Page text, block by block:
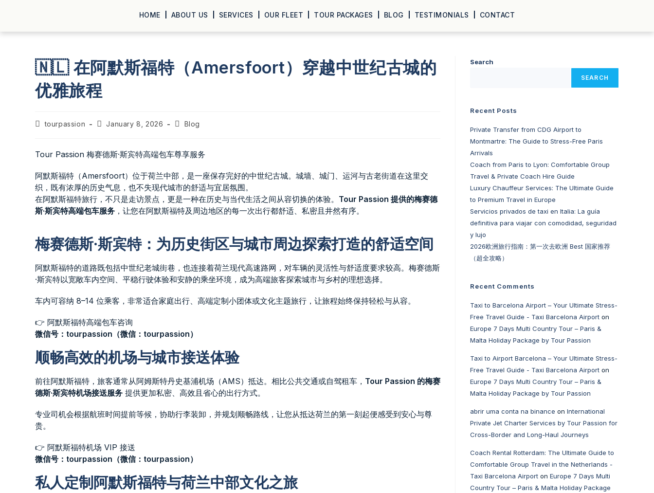
HOME ABOUT US SERVICES OUR FLEET TOUR PACKAGES BLOG TESTIMONIALS CONTACT
🇳🇱 在阿默斯福特（Amersfoort）穿越中世纪古城的
优雅旅程
tourpassion January 8, 2026 Blog
Tour Passion 梅赛德斯·斯宾特高端包车尊享服务
阿默斯福特（Amersfoort）位于荷兰中部，是一座保存完好的中世纪古城。城墙、城门、运河与古老街道在这里交
织，既有浓厚的历史气息，也不失现代城市的舒适与宜居氛围。
在阿默斯福特旅行，不只是走访景点，更是一种在历史与当代生活之间从容切换的体验。 Tour Passion 提供的梅赛德
斯·斯宾特高端包车服务 ，让您在阿默斯福特及周边地区的每一次出行都舒适、私密且井然有序。
梅赛德斯·斯宾特：为历史街区与城市周边探索打造的舒适空间
阿默斯福特的道路既包括中世纪老城街巷，也连接着荷兰现代高速路网，对车辆的灵活性与舒适度要求较高。梅赛德斯
·斯宾特以宽敞车内空间、平稳行驶体验和安静的乘坐环境，成为高端旅客探索城市与乡村的理想选择。
车内可容纳 8–14 位乘客，非常适合家庭出行、高端定制小团体或文化主题旅行，让旅程始终保持轻松与从容。
👉 阿默斯福特高端包车咨询
微信号：tourpassion（微信：tourpassion）
顺畅高效的机场与城市接送体验
前往阿默斯福特，旅客通常从阿姆斯特丹史基浦机场（AMS）抵达。相比公共交通或自驾租车， Tour Passion 的梅赛
德斯·斯宾特机场接送服务 提供更加私密、高效且省心的出行方式。
专业司机会根据航班时间提前等候，协助行李装卸，并规划顺畅路线，让您从抵达荷兰的第一刻起便感受到安心与尊
贵。
👉 阿默斯福特机场 VIP 接送
微信号：tourpassion（微信：tourpassion）
私人定制阿默斯福特与荷兰中部文化之旅
Search
SEARCH
Recent Posts
Private Transfer from CDG Airport to
Montmartre: The Guide to Stress-Free Paris
Arrivals
Coach from Paris to Lyon: Comfortable Group
Travel & Private Coach Hire Guide
Luxury Chauffeur Services: The Ultimate Guide
to Premium Travel in Europe
Servicios privados de taxi en Italia: La guía
definitiva para viajar con comodidad, seguridad
y lujo
2026欧洲旅行指南：第一次去欧洲 Best 国家推荐
（超全攻略）
Recent Comments
Taxi to Barcelona Airport – Your Ultimate Stress-
Free Travel Guide - Taxi Barcelona Airport on
Europe 7 Days Multi Country Tour – Paris &
Malta Holiday Package by Tour Passion
Taxi to Airport Barcelona – Your Ultimate Stress-
Free Travel Guide - Taxi Barcelona Airport on
Europe 7 Days Multi Country Tour – Paris &
Malta Holiday Package by Tour Passion
abrir uma conta na binance on International
Private Jet Charter Services by Tour Passion for
Cross-Border and Long-Haul Journeys
Coach Rental Rotterdam: The Ultimate Guide to
Comfortable Group Travel in the Netherlands -
Taxi Barcelona Airport on Europe 7 Days Multi
Country Tour – Paris & Malta Holiday Package